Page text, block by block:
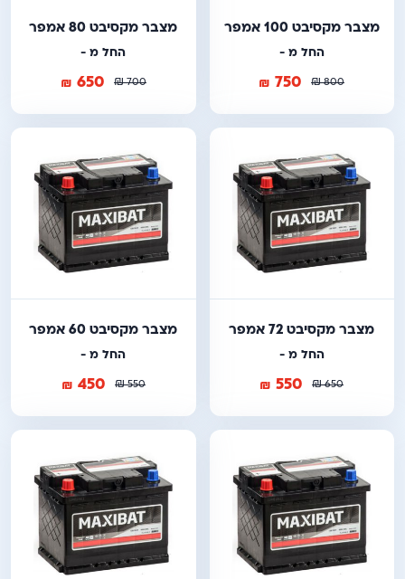
מצבר מקסיבט 100 אמפר
החל מ -
800
₪
750
₪
מצבר מקסיבט 80 אמפר
החל מ -
700
₪
650
₪
מצבר מקסיבט 72 אמפר
החל מ -
650
₪
550
₪
מצבר מקסיבט 60 אמפר
החל מ -
550
₪
450
₪